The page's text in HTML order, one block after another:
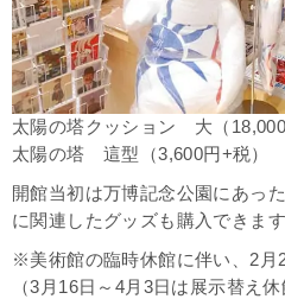
太陽の塔クッション 大（18,000
太陽の塔 這型（3,600円+税）
開館当初は万博記念公園 にあっ
に関連したグッズも購入できます
※美術館の臨時休館に伴い、2月
（3月16日～4月3日は展示替え休